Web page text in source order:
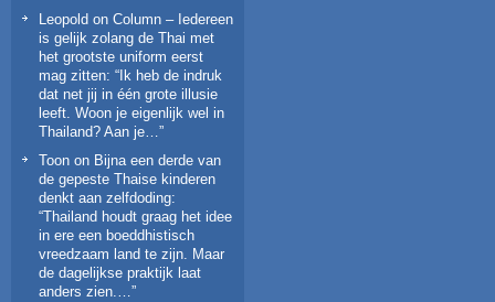
Leopold on Column – Iedereen
is gelijk zolang de Thai met
het grootste uniform eerst
mag zitten: “ Ik heb de indruk
dat net jij in één grote illusie
leeft. Woon je eigenlijk wel in
Thailand? Aan je…”
Toon on Bijna een derde van
de gepeste Thaise kinderen
denkt aan zelfdoding:
“Thailand houdt graag het idee
in ere een boeddhistisch
vreedzaam land te zijn. Maar
de dagelijkse praktijk laat
anders zien.…”